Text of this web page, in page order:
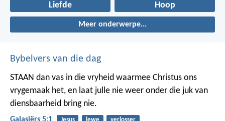
Liefde Hoop
Meer onderwerpe...
Bybelvers van die dag
STAAN dan vas in die vryheid waarmee Christus ons
vrygemaak het, en laat julle nie weer onder die juk van
diensbaarheid bring nie.
Jesus lewe verlosser